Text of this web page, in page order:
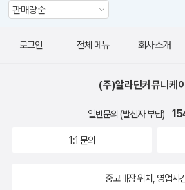
로그인 전체 메뉴 회사 소개
(주)알라딘커뮤니케
일반문의 (발신자 부담)
1:1 문의
중고매장 위치, 영업시